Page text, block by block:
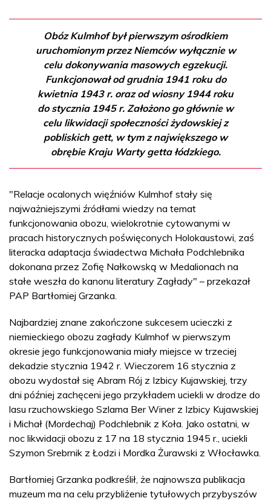
Obóz Kulmhof był pierwszym ośrodkiem
uruchomionym przez Niemców wyłącznie w
celu dokonywania masowych egzekucji.
Funkcjonował od grudnia 1941 roku do
kwietnia 1943 r. oraz od wiosny 1944 roku
do stycznia 1945 r. Założono go głównie w
celu likwidacji społeczności żydowskiej z
pobliskich gett, w tym z największego w
obrębie Kraju Warty getta łódzkiego.
"Relacje ocalonych więźniów Kulmhof stały się
najważniejszymi źródłami wiedzy na temat
funkcjonowania obozu, wielokrotnie cytowanymi w
pracach historycznych poświęconych Holokaustowi, zaś
literacka adaptacja świadectwa Michała Podchlebnika
dokonana przez Zofię Nałkowską w Medalionach na
stałe weszła do kanonu literatury Zagłady" – przekazał
PAP Bartłomiej Grzanka.
Najbardziej znane zakończone sukcesem ucieczki z
niemieckiego obozu zagłady Kulmhof w pierwszym
okresie jego funkcjonowania miały miejsce w trzeciej
dekadzie stycznia 1942 r. Wieczorem 16 stycznia z
obozu wydostał się Abram Rój z Izbicy Kujawskiej, trzy
dni później zachęceni jego przykładem uciekli w drodze do
lasu rzuchowskiego Szlama Ber Winer z Izbicy Kujawskiej
i Michał (Mordechaj) Podchlebnik z Koła. Jako ostatni, w
noc likwidacji obozu z 17 na 18 stycznia 1945 r., uciekli
Szymon Srebrnik z Łodzi i Mordka Żurawski z Włocławka.
Bartłomiej Grzanka podkreślił, że najnowsza publikacja
muzeum ma na celu przybliżenie tytułowych przybyszów